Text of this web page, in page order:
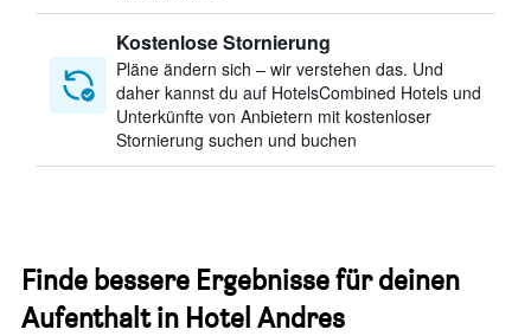
Kostenlose Stornierung
Pläne ändern sich – wir verstehen das. Und
daher kannst du auf HotelsCombined Hotels und
Unterkünfte von Anbietern mit kostenloser
Stornierung suchen und buchen
Finde bessere Ergebnisse für deinen
Aufenthalt in Hotel Andres